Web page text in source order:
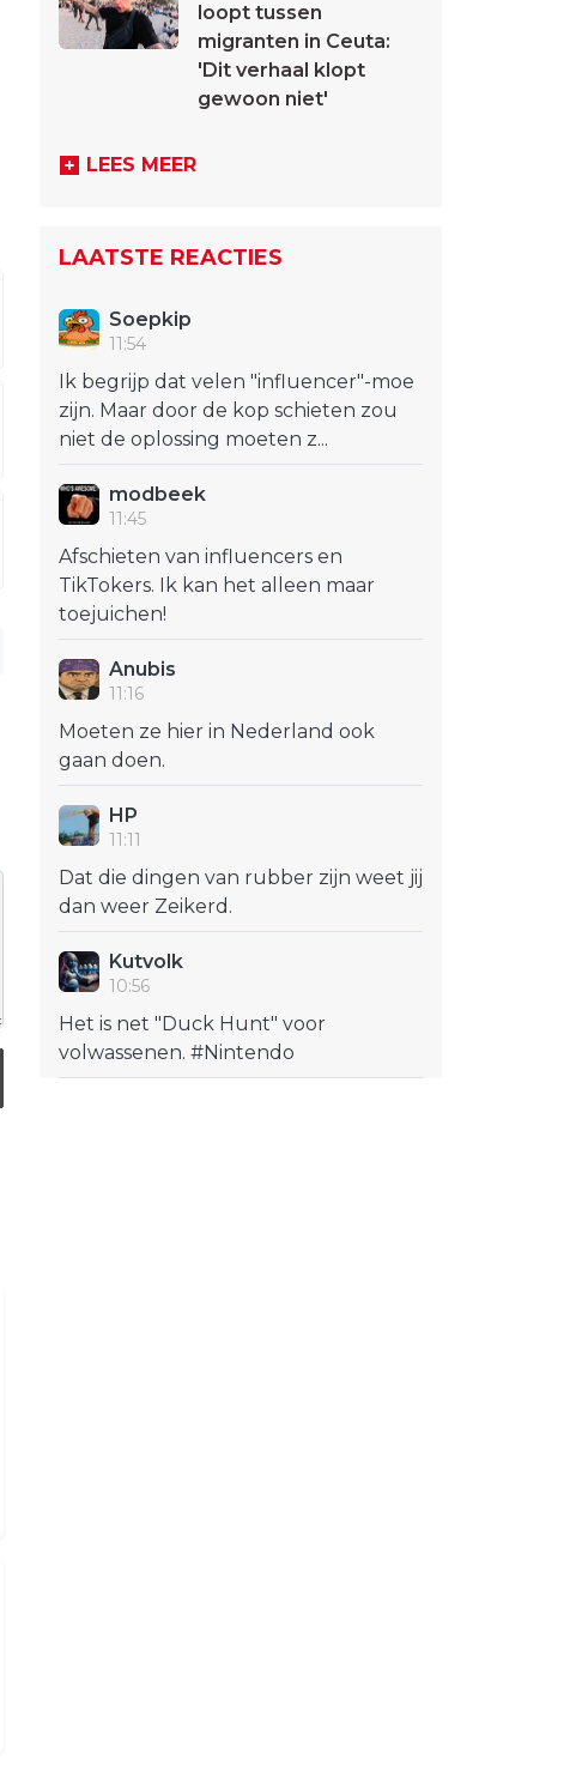
loopt tussen
migranten in Ceuta:
'Dit verhaal klopt
gewoon niet'
LEES MEER
LAATSTE REACTIES
Soepkip
11:54
Ik begrijp dat velen "influencer"-moe
zijn. Maar door de kop schieten zou
niet de oplossing moeten z...
modbeek
11:45
Afschieten van influencers en
TikTokers. Ik kan het alleen maar
toejuichen!
Anubis
11:16
Moeten ze hier in Nederland ook
gaan doen.
HP
11:11
Dat die dingen van rubber zijn weet jij
dan weer Zeikerd.
Kutvolk
10:56
Het is net "Duck Hunt" voor
volwassenen. #Nintendo